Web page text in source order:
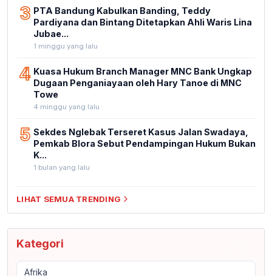
3 PTA Bandung Kabulkan Banding, Teddy
Pardiyana dan Bintang Ditetapkan Ahli Waris Lina
Jubae...
1 minggu yang lalu
4 Kuasa Hukum Branch Manager MNC Bank Ungkap
Dugaan Penganiayaan oleh Hary Tanoe di MNC
Towe
4 minggu yang lalu
5 Sekdes Nglebak Terseret Kasus Jalan Swadaya,
Pemkab Blora Sebut Pendampingan Hukum Bukan
K...
1 bulan yang lalu
LIHAT SEMUA TRENDING
Kategori
Afrika